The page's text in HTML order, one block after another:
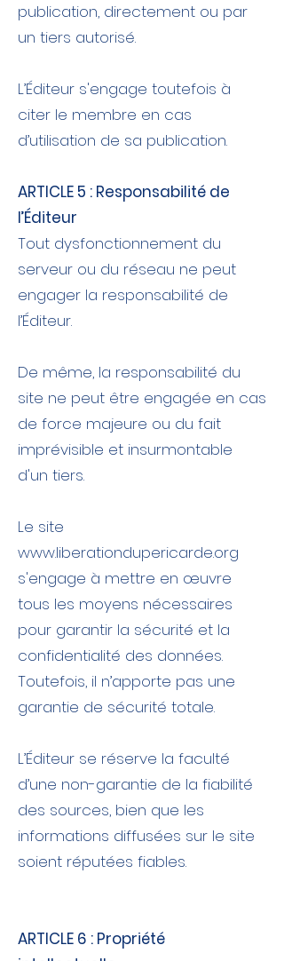
publication, directement ou par
un tiers autorisé.
L’Éditeur s'engage toutefois à
citer le membre en cas
d’utilisation de sa publication.
ARTICLE 5 : Responsabilité de
l’Éditeur
Tout dysfonctionnement du
serveur ou du réseau ne peut
engager la responsabilité de
l’Éditeur.
De même, la responsabilité du
site ne peut être engagée en cas
de force majeure ou du fait
imprévisible et insurmontable
d'un tiers.
Le site
www.liberationdupericarde.org
s'engage à mettre en œuvre
tous les moyens nécessaires
pour garantir la sécurité et la
confidentialité des données.
Toutefois, il n’apporte pas une
garantie de sécurité totale.
L’Éditeur se réserve la faculté
d’une non-garantie de la fiabilité
des sources, bien que les
informations diffusées sur le site
soient réputées fiables.
ARTICLE 6 : Propriété